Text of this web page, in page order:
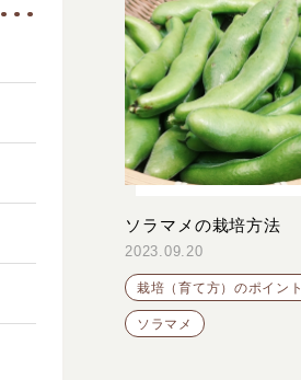
ソラマメの栽培方法
2023.09.20
栽培（育て方）のポイント
ソラマメ